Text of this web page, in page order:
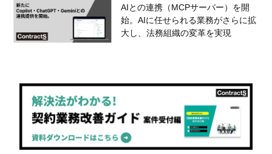
AIとの連携（MCPサーバー）を開
始。AIに任せられる業務がさらに拡
大し、法務組織の変革を実現